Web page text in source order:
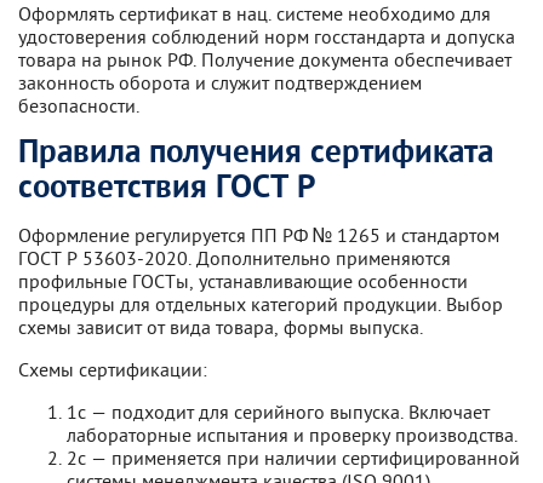
Оформлять сертификат в нац. системе необходимо для
удостоверения соблюдений норм госстандарта и допуска
товара на рынок РФ. Получение документа обеспечивает
законность оборота и служит подтверждением
безопасности.
Правила получения сертификата
соответствия ГОСТ Р
Оформление регулируется ПП РФ № 1265 и стандартом
ГОСТ Р 53603-2020. Дополнительно применяются
профильные ГОСТы, устанавливающие особенности
процедуры для отдельных категорий продукции. Выбор
схемы зависит от вида товара, формы выпуска.
Схемы сертификации:
1с — подходит для серийного выпуска. Включает
лабораторные испытания и проверку производства.
2с — применяется при наличии сертифицированной